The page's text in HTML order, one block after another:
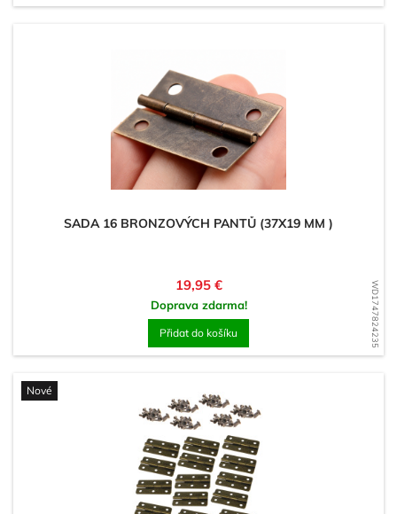
WD1747824235
SADA 16 BRONZOVÝCH PANTŮ (37X19 MM )
Cena
19,95 €
Doprava zdarma!
Přidat do košíku
Nové